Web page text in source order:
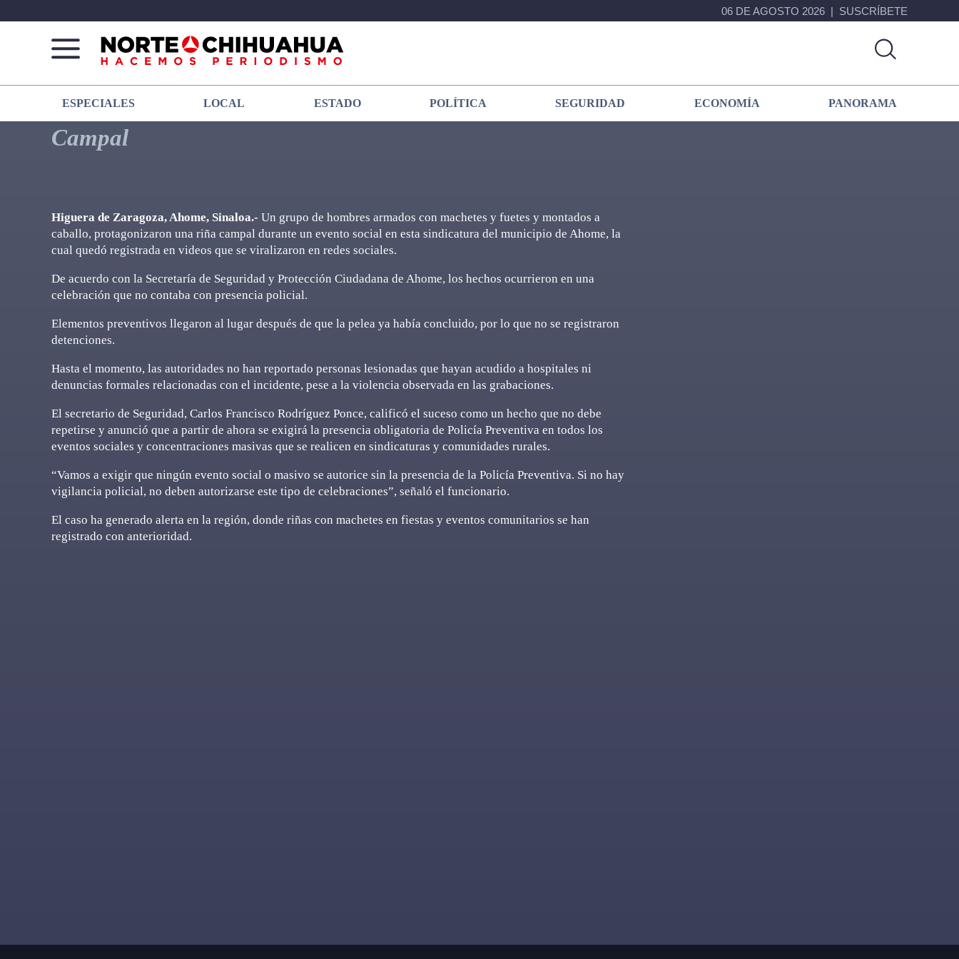
06 DE AGOSTO 2026 SUSCRÍBETE
Norte
De
Chihuahua
Más
que
noticias,
hacemos periodismo
ESPECIALES LOCAL ESTADO POLÍTICA SEGURIDAD ECONOMÍA PANORAMA
Campal
Higuera de Zaragoza, Ahome, Sinaloa.- Un grupo de hombres armados con machetes y fuetes y montados a
caballo, protagonizaron una riña campal durante un evento social en esta sindicatura del municipio de Ahome, la
cual quedó registrada en videos que se viralizaron en redes sociales.
De acuerdo con la Secretaría de Seguridad y Protección Ciudadana de Ahome, los hechos ocurrieron en una
celebración que no contaba con presencia policial.
Elementos preventivos llegaron al lugar después de que la pelea ya había concluido, por lo que no se registraron
detenciones.
Hasta el momento, las autoridades no han reportado personas lesionadas que hayan acudido a hospitales ni
denuncias formales relacionadas con el incidente, pese a la violencia observada en las grabaciones.
El secretario de Seguridad, Carlos Francisco Rodríguez Ponce, calificó el suceso como un hecho que no debe
repetirse y anunció que a partir de ahora se exigirá la presencia obligatoria de Policía Preventiva en todos los
eventos sociales y concentraciones masivas que se realicen en sindicaturas y comunidades rurales.
“Vamos a exigir que ningún evento social o masivo se autorice sin la presencia de la Policía Preventiva. Si no hay
vigilancia policial, no deben autorizarse este tipo de celebraciones”, señaló el funcionario.
El caso ha generado alerta en la región, donde riñas con machetes en fiestas y eventos comunitarios se han
registrado con anterioridad.